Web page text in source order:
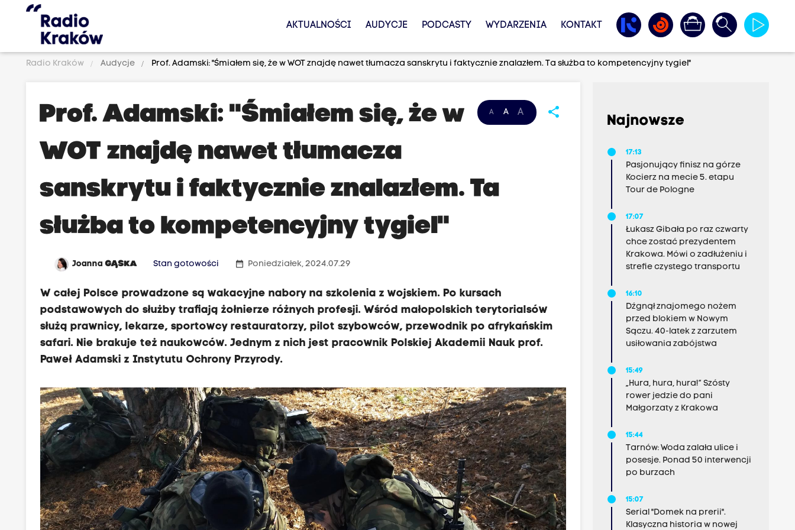
AKTUALNOŚCI AUDYCJE PODCASTY WYDARZENIA KONTAKT
Radio Kraków Audycje Prof. Adamski: "Śmiałem się, że w WOT znajdę nawet tłumacza sanskrytu i faktycznie znalazłem. Ta służba to kompetencyjny tygiel"
A A A share
Prof. Adamski: "Śmiałem się, że w
WOT znajdę nawet tłumacza
sanskrytu i faktycznie znalazłem. Ta
służba to kompetencyjny tygiel"
JoannaGĄSKA Stan gotowości date_range Poniedziałek, 2024.07.29
W całej Polsce prowadzone są wakacyjne nabory na szkolenia z wojskiem. Po kursach
podstawowych do służby trafiają żołnierze różnych profesji. Wśród małopolskich terytorialsów
służą prawnicy, lekarze, sportowcy restauratorzy, pilot szybowców, przewodnik po afrykańskim
safari. Nie brakuje też naukowców. Jednym z nich jest pracownik Polskiej Akademii Nauk prof.
Paweł Adamski z Instytutu Ochrony Przyrody.
Najnowsze
17:13
Pasjonujący finisz na górze
Kocierz na mecie 5. etapu
Tour de Pologne
17:07
Łukasz Gibała po raz czwarty
chce zostać prezydentem
Krakowa. Mówi o zadłużeniu i
strefie czystego transportu
16:10
Dźgnął znajomego nożem
przed blokiem w Nowym
Sączu. 40-latek z zarzutem
usiłowania zabójstwa
15:49
„Hura, hura, hura!” Szósty
rower jedzie do pani
Małgorzaty z Krakowa
15:44
Tarnów: Woda zalała ulice i
posesje. Ponad 50 interwencji
po burzach
15:07
Serial "Domek na prerii".
Klasyczna historia w nowej